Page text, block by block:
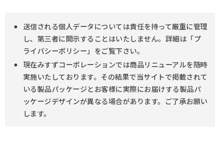
送信される個人データについては責任を持って厳重に管理
し、第三者に開示することはいたしません。詳細は「プ
ライバシーポリシー」をご覧下さい。
現在みすずコーポレーションでは商品リニューアルを随時
実施いたしております。その結果で当サイトで掲載されて
いる製品パッケージとお客様に実際にお届けする製品パ
ッケージデザインが異なる場合があります。ご了承お願い
します。